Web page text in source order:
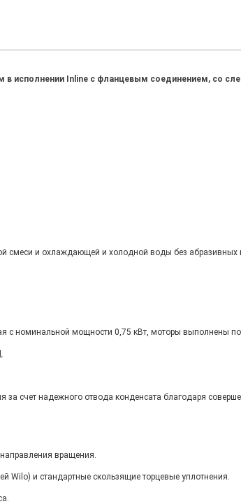
в исполнении Inline с фланцевым соединением, со
смеси и охлаждающей и холодной воды без абразивных
с номинальной мощности 0,75 кВт, моторы выполнены по
счет надежного отвода конденсата благодаря
вращения.
Wilo) и стандартные скользящие торцевые уплотнения.